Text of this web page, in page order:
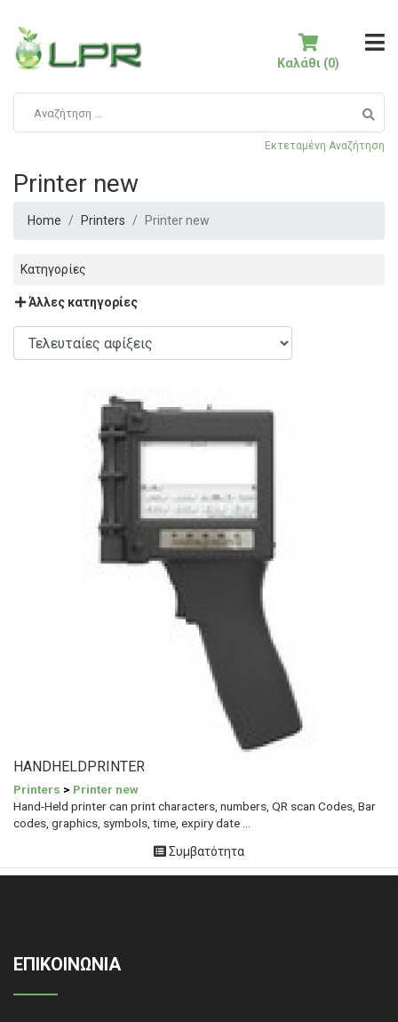
Εκτεταμένη Αναζήτηση
Καλάθι (0)
Printer new
Home Printers Printer new
Κατηγορίες
Άλλες κατηγορίες
HANDHELDPRINTER
Printers > Printer new
Hand-Held printer can print characters, numbers, QR scan Codes, Bar
codes, graphics, symbols, time, expiry date ...
Συμβατότητα
ΕΠΙΚΟΙΝΩΝΙΑ